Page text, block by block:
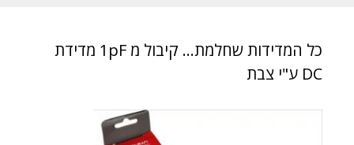
כל המדידות שחלמת… קיבול מ 1pF מדידת
DC ע"י צבת